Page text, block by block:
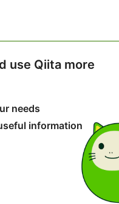
use Qiita more
needs
information